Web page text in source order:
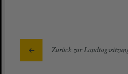
Zurück zur